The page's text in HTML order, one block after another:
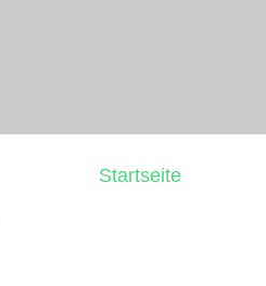
Startseite